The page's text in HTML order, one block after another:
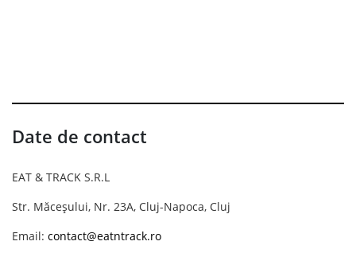
Date de contact
EAT & TRACK S.R.L
Str. Măceșului, Nr. 23A, Cluj-Napoca, Cluj
Email: contact@eatntrack.ro